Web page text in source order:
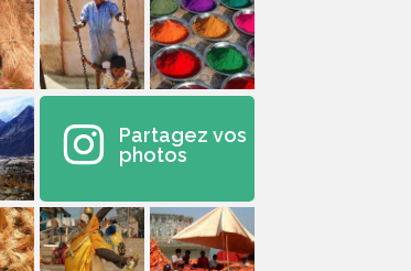
Partagez vos
photos